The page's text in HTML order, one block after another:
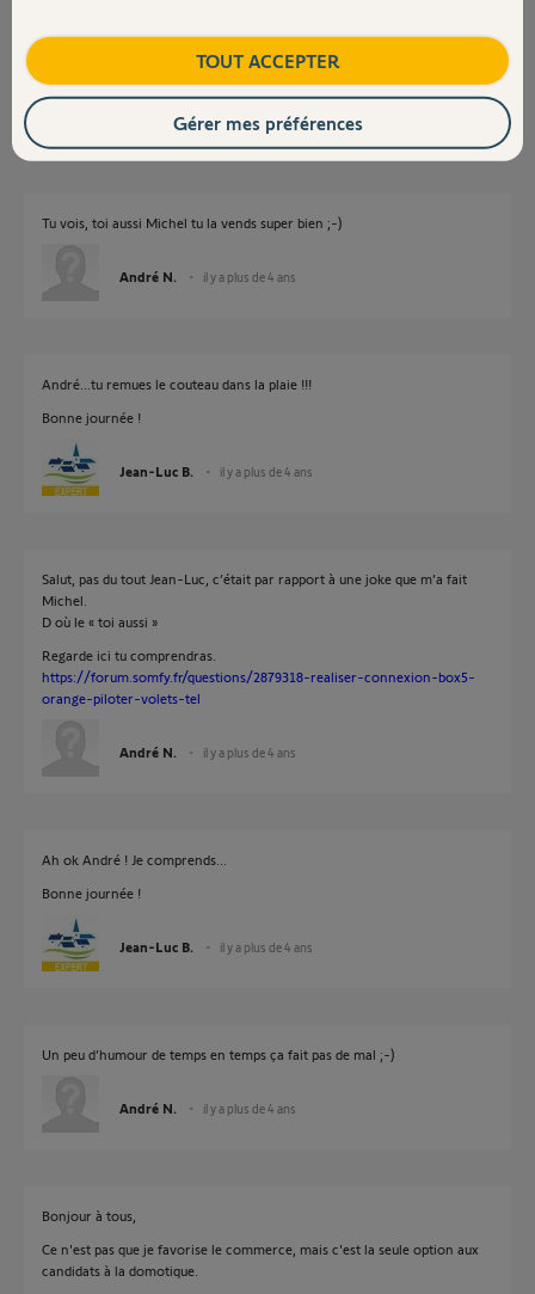
Anonyme il y a plus de 4 ans
Tu vois, toi aussi Michel tu la vends super bien ;-)
André N. il y a plus de 4 ans
André...tu remues le couteau dans la plaie !!!
Bonne journée !
Jean-Luc B. il y a plus de 4 ans
Salut, pas du tout Jean-Luc, c’était par rapport à une joke que m’a fait
Michel.
D où le « toi aussi »
Regarde ici tu comprendras.
https://forum.somfy.fr/questions/2879318-realiser-connexion-box5-
orange-piloter-volets-tel
André N. il y a plus de 4 ans
Ah ok André ! Je comprends...
Bonne journée !
Jean-Luc B. il y a plus de 4 ans
Un peu d’humour de temps en temps ça fait pas de mal ;-)
André N. il y a plus de 4 ans
Bonjour à tous,
Ce n'est pas que je favorise le commerce, mais c'est la seule option aux
candidats à la domotique.
TOUT ACCEPTER
Gérer mes préférences